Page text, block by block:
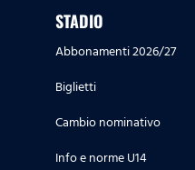
STADIO
Abbonamenti 2026/27
Biglietti
Cambio nominativo
Info e norme U14